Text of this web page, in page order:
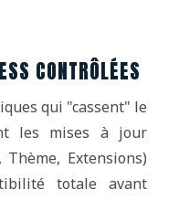
CONTRÔLÉES
qui "cassent" le
les mises à jour
, Thème, Extensions)
totale avant